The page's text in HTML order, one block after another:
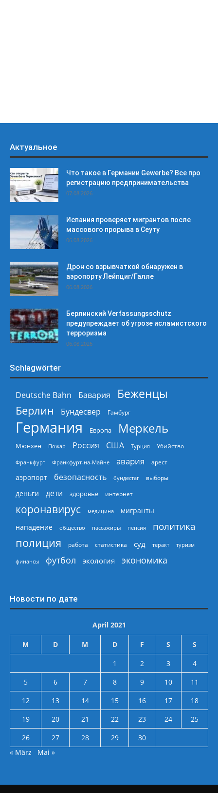
Актуальное
Что такое в Германии Gewerbe? Все про
регистрацию предпринимательства
07.08.2026
Испания проверяет мигрантов после
массового прорыва в Сеуту
06.08.2026
Дрон со взрывчаткой обнаружен в
аэропорту Лейпциг/Галле
06.08.2026
Берлинский Verfassungsschutz
предупреждает об угрозе исламистского
терроризма
06.08.2026
Schlagwörter
Deutsche Bahn Бавария
Беженцы
Берлин
Бундесвер Гамбург
Германия Европа Меркель
Мюнхен Пожар Россия США Турция Убийство
Франкфурт Франкфурт-на-Майне авария арест
аэропорт безопасность бундестаг выборы
деньги дети здоровье интернет
коронавирус медицина
мигранты
нападение
общество пассажиры пенсия политика
полиция работа статистика суд теракт туризм
финансы футбол экология экономика
Новости по дате
April 2021
M D M D F S S
1 2 3
4
5
6 7 8 9 10
11
12
13 14 15 16 17
18
19
20 21 22 23 24
25
26
27 28 29
30
« März
Mai »